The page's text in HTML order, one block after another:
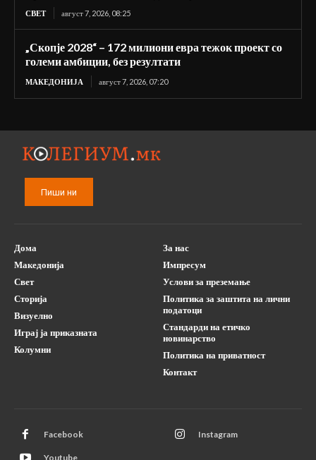
СВЕТ август 7, 2026, 08:25
„Скопје 2028“ – 172 милиони евра тежок проект со
големи амбиции, без резултати
МАКЕДОНИЈА август 7, 2026, 07:20
Пиши ни
Дома
Македонија
Свет
Сторија
Визуелно
Играј ја приказната
Колумни
За нас
Импресум
Услови за преземање
Политика за заштита на лични
податоци
Стандарди на етичко
новинарство
Политика на приватност
Контакт
Facebook Instagram
Youtube